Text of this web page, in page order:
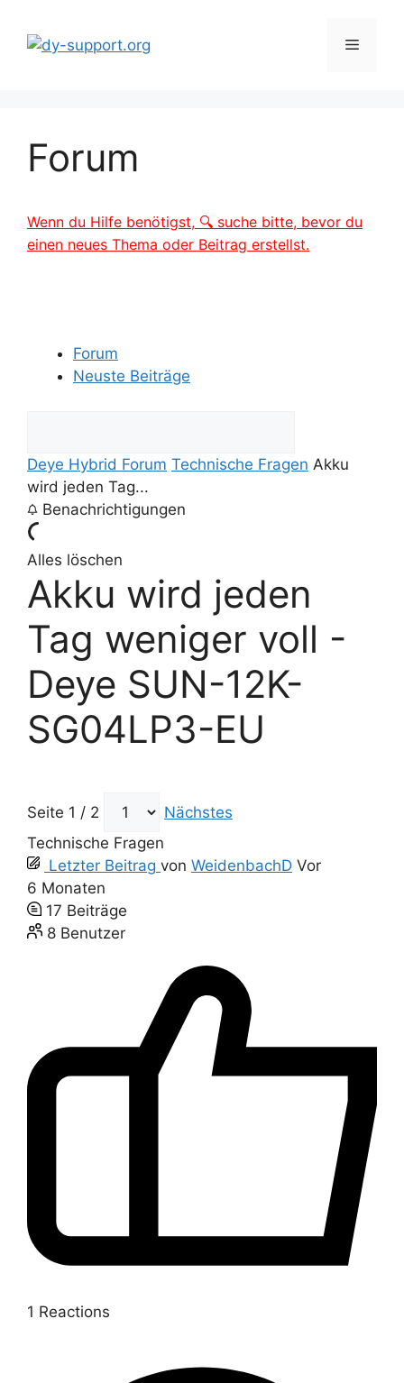
Inhalt
springen
Menü
Forum
Wenn du Hilfe benötigst, 🔍 suche bitte, bevor du
einen neues Thema oder Beitrag erstellst.
Forum
Neuste Beiträge
Deye Hybrid Forum Technische Fragen Akku
wird jeden Tag...
Benachrichtigungen
Alles löschen
Akku wird jeden
Tag weniger voll -
Deye SUN-12K-
SG04LP3-EU
Seite 1 / 2
Nächstes
Technische Fragen
Letzter Beitrag von WeidenbachD Vor
6 Monaten
17 Beiträge
8 Benutzer
1 Reactions